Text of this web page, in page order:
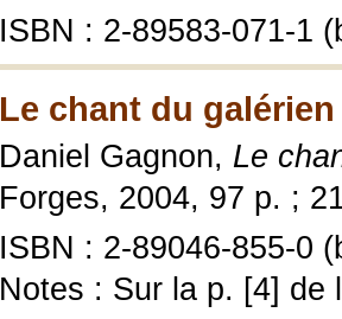
ISBN : 2-89583-071-1
Le chant du galérien
Daniel Gagnon, Le
Forges, 2004, 97 p. ;
ISBN : 2-89046-855-0
Notes : Sur la p. [4] de